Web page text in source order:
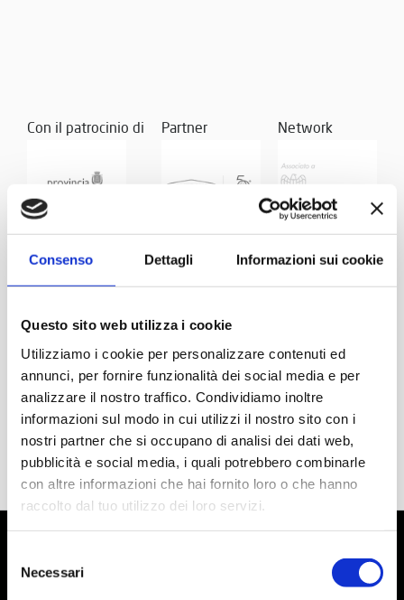
Consenso Dettagli Informazioni sui cookie
Questo sito web utilizza i cookie
Utilizziamo i cookie per personalizzare contenuti ed
annunci, per fornire funzionalità dei social media e per
analizzare il nostro traffico. Condividiamo inoltre
informazioni sul modo in cui utilizzi il nostro sito con i
nostri partner che si occupano di analisi dei dati web,
pubblicità e social media, i quali potrebbero combinarle
con altre informazioni che hai fornito loro o che hanno
raccolto dal tuo utilizzo dei loro servizi.
delNecessari
Con il patrocinio di Partner Network